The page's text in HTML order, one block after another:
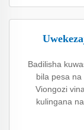
Badilisha
bila pesa na
Viongozi
kulingana